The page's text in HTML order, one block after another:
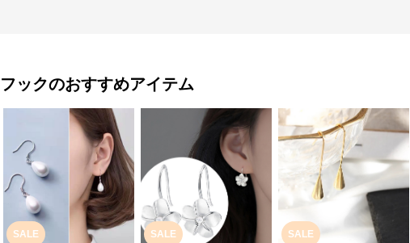
フックのおすすめアイテム
SALE SALE SALE